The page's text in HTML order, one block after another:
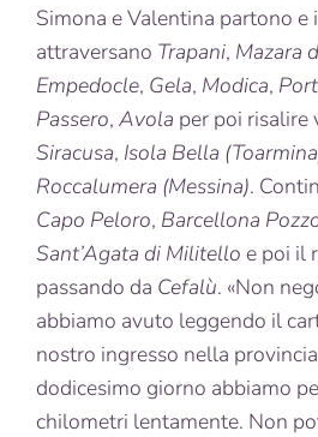
Simona e Valentina partono e
attraversano Trapani, Mazara
Empedocle, Gela, Modica,
Passero, Avola per poi risalire
Siracusa, Isola Bella
Roccalumera (Messina).
Capo Peloro, Barcellona
Sant’Agata di Militello e poi il
passando da Cefalù. «Non
abbiamo avuto leggendo il
nostro ingresso nella
dodicesimo giorno abbiamo
chilometri lentamente. Non